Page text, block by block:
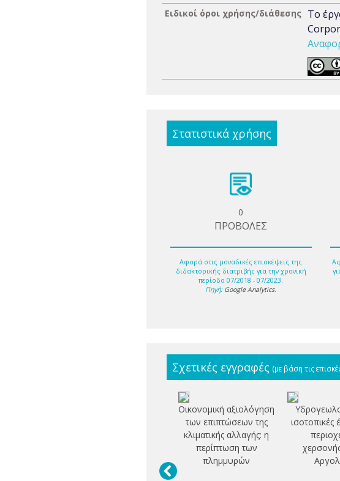
Ειδικοί όροι χρήσης/διάθεσης Το
Στατιστικά χρήσης
0
ΠΡΟΒΟΛΕΣ
Αφορά στις μοναδικές επισκέψεις της
διδακτορικής διατριβής για την χρονική
περίοδο 07/2018 - 07/2023.
Πηγή: Google Analytics.
Σχετικές εγγραφές (με βάση τις
Οικονομική αξιολόγηση
των επιπτώσεων της
κλιματικής αλλαγής: η
περίπτωση των
πλημμυρών
ισοτοπικές